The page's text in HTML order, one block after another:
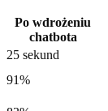
Po wdrożeniu
chatbota
25 sekund
91%